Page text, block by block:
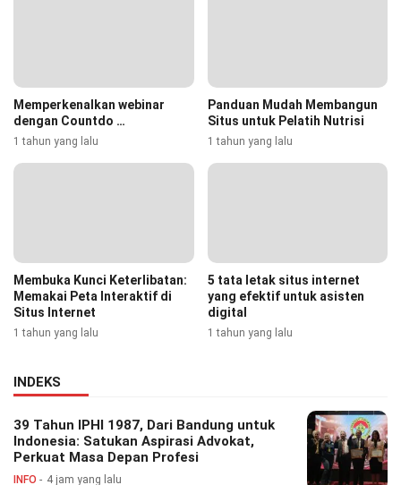
Memperkenalkan webinar
dengan Countdo …
1 tahun yang lalu
Panduan Mudah Membangun
Situs untuk Pelatih Nutrisi
1 tahun yang lalu
Membuka Kunci Keterlibatan:
Memakai Peta Interaktif di
Situs Internet
1 tahun yang lalu
5 tata letak situs internet
yang efektif untuk asisten
digital
1 tahun yang lalu
INDEKS
39 Tahun IPHI 1987, Dari Bandung untuk
Indonesia: Satukan Aspirasi Advokat,
Perkuat Masa Depan Profesi
INFO 4 jam yang lalu